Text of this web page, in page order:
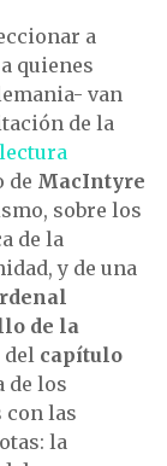
a
quienes
van
de la
lectura
de MacIntyre
sobre los
de la
y de una
de la
del capítulo
de los
con las
la